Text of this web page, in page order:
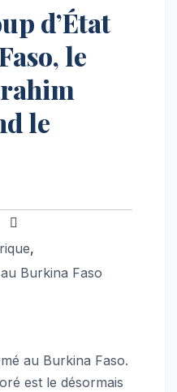
d’État
le
le
,
Burkina Faso
au Burkina Faso.
est le désormais